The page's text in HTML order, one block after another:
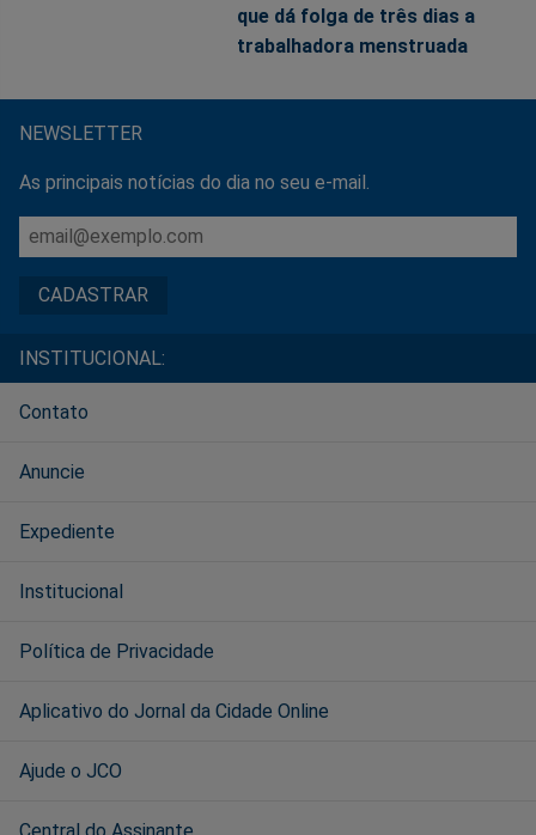
que dá folga de três dias a
trabalhadora menstruada
NEWSLETTER
As principais notícias do dia no seu e-mail.
INSTITUCIONAL:
Contato
Anuncie
Expediente
Institucional
Política de Privacidade
Aplicativo do Jornal da Cidade Online
Ajude o JCO